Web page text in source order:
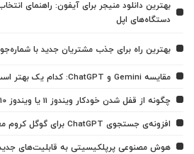
بهترین دانلود منیجر برای آیفون: راهنمای
دستگاه‌های اپل
بهترین راه برای جذب مشتریان جدید با شماره‌جو
مقایسه Gemini و ChatGPT: کدام یک بهتر است؟
چگونه از قفل شدن خودکار ویندوز 11 یا ویندوز 10 جلوگیری کنیم؟
افزونه‌ی جستجوی ChatGPT برای گوگل کروم معرفی شد
هوش مصنوعی پرپلکیسیتی به قابلیت‌های